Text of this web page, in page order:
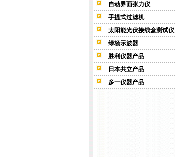
自动界面张力仪
手提式过滤机
太阳能光伏接线盒测试仪
绿杨示波器
胜利仪器产品
日本共立产品
多一仪器产品